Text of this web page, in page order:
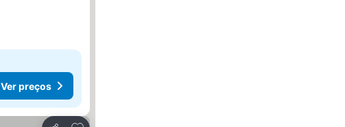
Ver preços